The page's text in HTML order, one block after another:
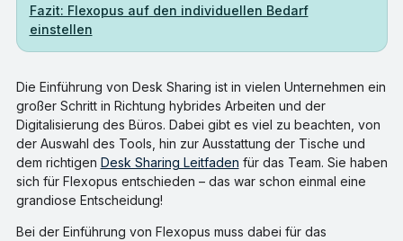
Fazit: Flexopus auf den individuellen Bedarf
einstellen
Die Einführung von Desk Sharing ist in vielen Unternehmen ein
großer Schritt in Richtung hybrides Arbeiten und der
Digitalisierung des Büros. Dabei gibt es viel zu beachten, von
der Auswahl des Tools, hin zur Ausstattung der Tische und
dem richtigen Desk Sharing Leitfaden für das Team. Sie haben
sich für Flexopus entschieden – das war schon einmal eine
grandiose Entscheidung!
Bei der Einführung von Flexopus muss dabei für das